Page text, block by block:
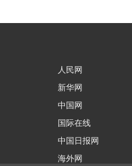
人民网
新华网
中国网
国际在线
中国日报网
海外网